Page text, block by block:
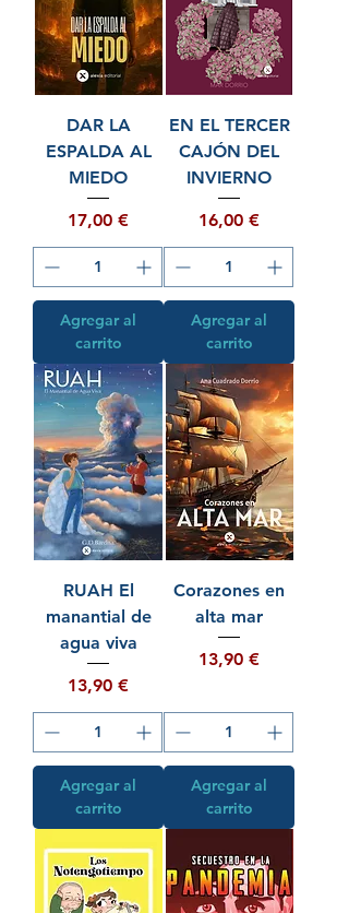
DAR LA
ESPALDA AL
MIEDO
Precio
17,00 €
Agregar al
carrito
EN EL TERCER
CAJÓN DEL
INVIERNO
Precio
16,00 €
Agregar al
carrito
RUAH El
manantial de
agua viva
Precio
13,90 €
Agregar al
carrito
Corazones en
alta mar
Precio
13,90 €
Agregar al
carrito